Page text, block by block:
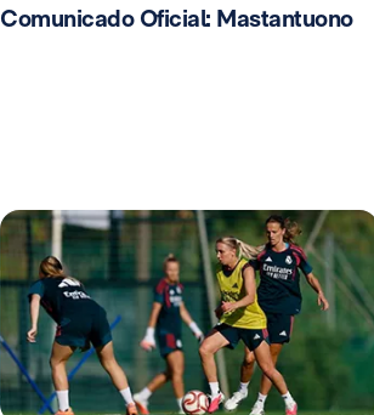
Comunicado Oficial: Mastantuono